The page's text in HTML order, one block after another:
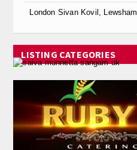
Calender
Thoranam
Drive Fund
Gallery
London Sivan Kovil, Lewsham
LISTING CATEGORIES